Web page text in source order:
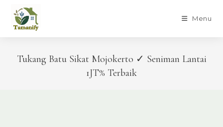
content
Menu
Tukang Batu Sikat Mojokerto ✓ Seniman Lantai
1JT% Terbaik